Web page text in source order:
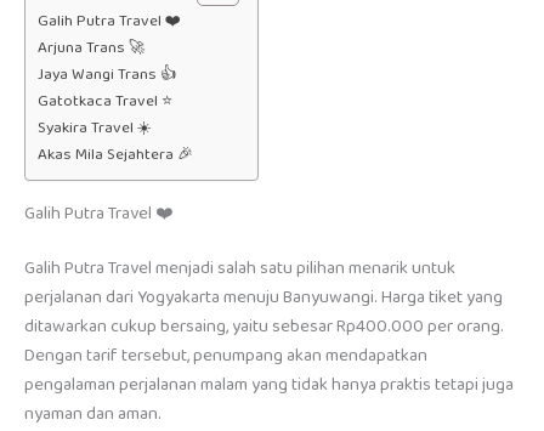
Galih Putra Travel ❤️
Arjuna Trans 🚀
Jaya Wangi Trans 👍
Gatotkaca Travel ⭐
Syakira Travel ☀️
Akas Mila Sejahtera 🎉
Galih Putra Travel ❤️
Galih Putra Travel menjadi salah satu pilihan menarik untuk
perjalanan dari Yogyakarta menuju Banyuwangi. Harga tiket yang
ditawarkan cukup bersaing, yaitu sebesar Rp400.000 per orang.
Dengan tarif tersebut, penumpang akan mendapatkan
pengalaman perjalanan malam yang tidak hanya praktis tetapi juga
nyaman dan aman.